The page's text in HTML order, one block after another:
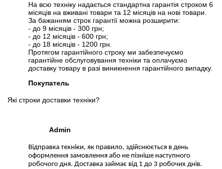
На всю техніку надається стандартна гарантія строком 6
місяців на вживані товари та 12 місяців на нові товари.
За бажанням строк гарантії можна розширити:
- до 9 місяців - 300 грн;
- до 12 місяців - 600 грн;
- до 18 місяців - 1200 грн.
Протягом гарантійного строку ми забезпечуємо
гарантійне обслуговування техніки та оплачуємо
доставку товару в разі виникнення гарантійного випадку.
Покупатель
Які строки доставки техніки?
Admin
Відправка техніки, як правило, здійснюється в день
оформлення замовлення або не пізніше наступного
робочого дня. Доставка займає від 1 до 3 робочих днів.